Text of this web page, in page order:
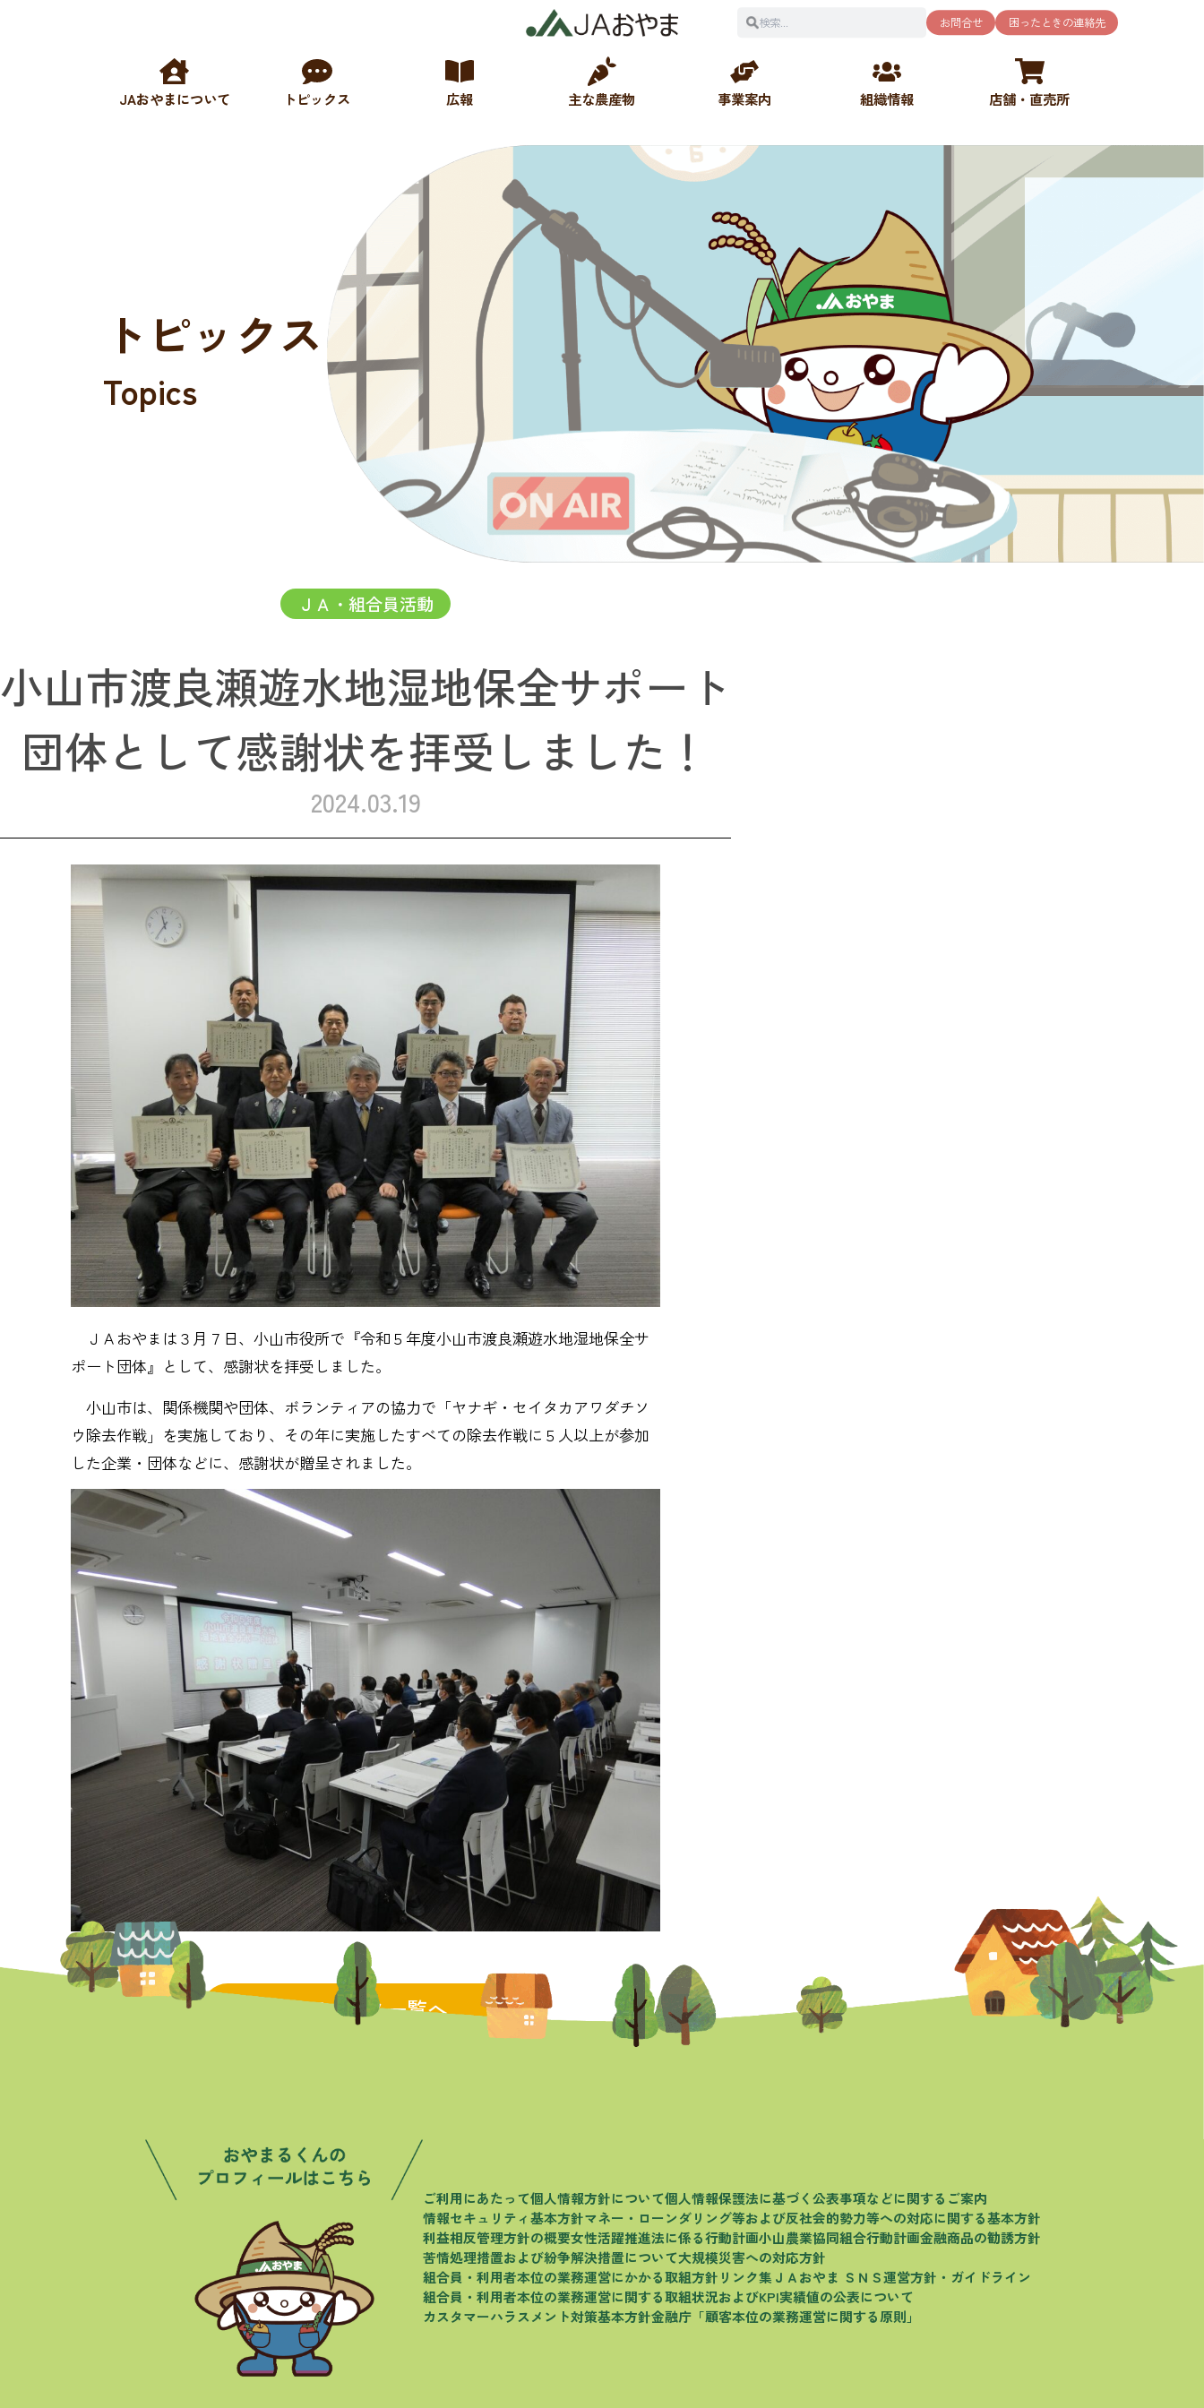
お問合せ 困ったときの連絡先
JAおやまについて トピックス 広報 主な農産物 事業案内 組織情報 店舗・直売所
トピックス
Topics
ＪＡ・組合員活動
小山市渡良瀬遊水地湿地保全サポート
団体として感謝状を拝受しました！
2024.03.19
ＪＡおやまは３月７日、小山市役所で『令和５年度小山市渡良瀬遊水地湿地保全サ
ポート団体』として、感謝状を拝受しました。
小山市は、関係機関や団体、ボランティアの協力で「ヤナギ・セイタカアワダチソ
ウ除去作戦」を実施しており、その年に実施したすべての除去作戦に５人以上が参加
した企業・団体などに、感謝状が贈呈されました。
トピックス一覧へ
ご利用にあたって個人情報方針について個人情報保護法に基づく公表事項などに関するご案内
情報セキュリティ基本方針マネー・ローンダリング等および反社会的勢力等への対応に関する基本方針
利益相反管理方針の概要女性活躍推進法に係る行動計画小山農業協同組合行動計画金融商品の勧誘方針
苦情処理措置および紛争解決措置について大規模災害への対応方針
組合員・利用者本位の業務運営にかかる取組方針 リンク集 ＪＡおやま ＳＮＳ運営方針・ガイドライン
組合員・利用者本位の業務運営に関する取組状況およびKPI実績値の公表について
カスタマーハラスメント対策基本方針金融庁「顧客本位の業務運営に関する原則」